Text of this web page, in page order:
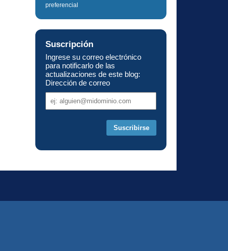
preferencial
Suscripción
Ingrese su correo electrónico
para notificarlo de las
actualizaciones de este blog:
Dirección de correo
de